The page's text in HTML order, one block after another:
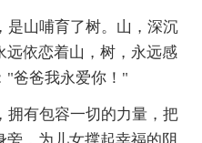
是山哺育了树。山，深沉
远依恋着山，树，永远感
"爸爸我永爱你！"
拥有包容一切的力量，把
，为儿女撑起幸福的阴